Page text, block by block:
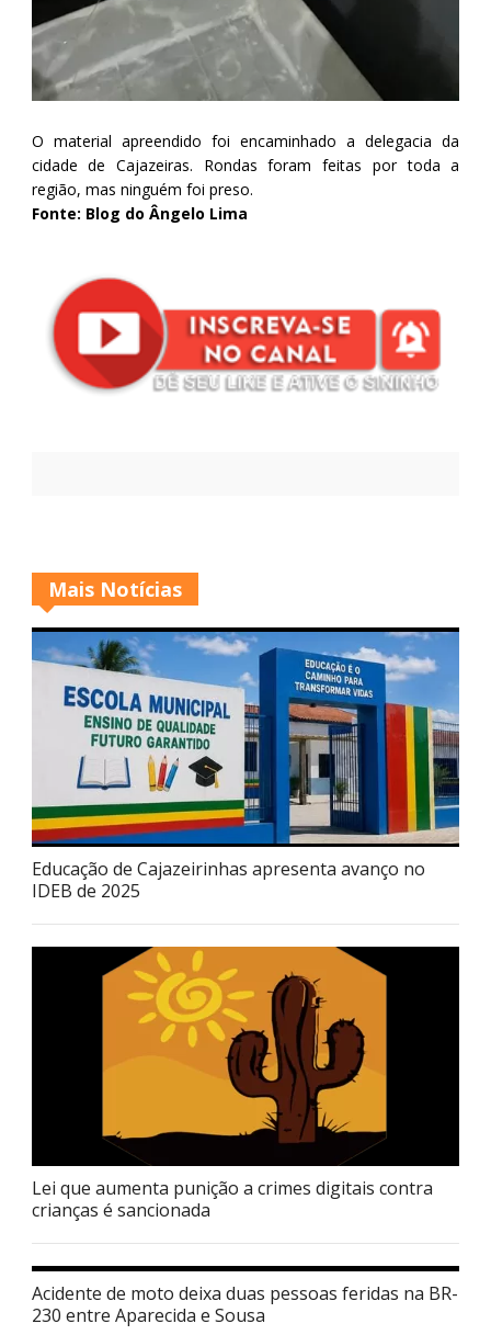
O material apreendido foi encaminhado a delegacia da
cidade de Cajazeiras. Rondas foram feitas por toda a
região, mas ninguém foi preso.
Fonte: Blog do Ângelo Lima
Mais Notícias
Educação de Cajazeirinhas apresenta avanço no
IDEB de 2025
Lei que aumenta punição a crimes digitais contra
crianças é sancionada
Acidente de moto deixa duas pessoas feridas na BR-
230 entre Aparecida e Sousa